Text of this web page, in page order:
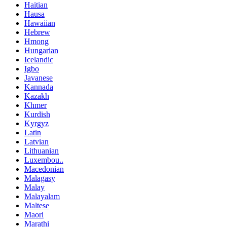
Haitian
Hausa
Hawaiian
Hebrew
Hmong
Hungarian
Icelandic
Igbo
Javanese
Kannada
Kazakh
Khmer
Kurdish
Kyrgyz
Latin
Latvian
Lithuanian
Luxembou..
Macedonian
Malagasy
Malay
Malayalam
Maltese
Maori
Marathi